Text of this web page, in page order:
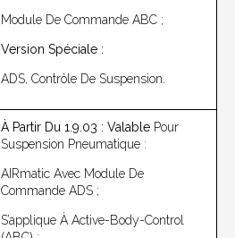
Module De Commande ABC ;
Version Spéciale :
ADS, Contrôle De Suspension.
À Partir Du 1.9.03 : Valable Pour
Suspension Pneumatique :
AIRmatic Avec Module De
Commande ADS ;
S’applique À Active-Body-Control